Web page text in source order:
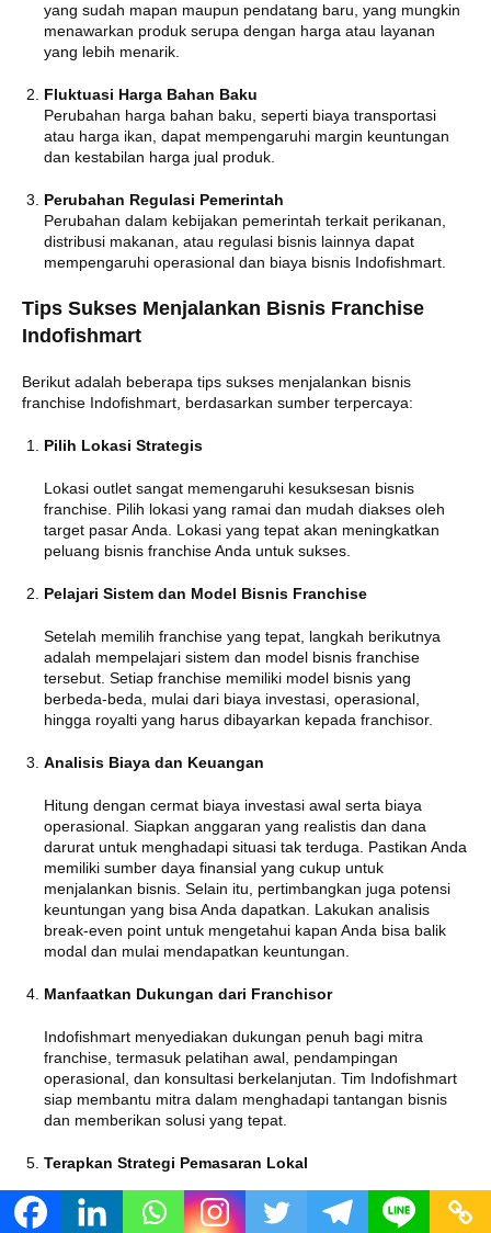
yang sudah mapan maupun pendatang baru, yang mungkin
menawarkan produk serupa dengan harga atau layanan
yang lebih menarik.
Fluktuasi Harga Bahan Baku
Perubahan harga bahan baku, seperti biaya transportasi
atau harga ikan, dapat mempengaruhi margin keuntungan
dan kestabilan harga jual produk.
Perubahan Regulasi Pemerintah
Perubahan dalam kebijakan pemerintah terkait perikanan,
distribusi makanan, atau regulasi bisnis lainnya dapat
mempengaruhi operasional dan biaya bisnis Indofishmart.
Tips Sukses Menjalankan Bisnis Franchise
Indofishmart
Berikut adalah beberapa tips sukses menjalankan bisnis
franchise Indofishmart, berdasarkan sumber terpercaya:
Pilih Lokasi Strategis
Lokasi outlet sangat memengaruhi kesuksesan bisnis
franchise. Pilih lokasi yang ramai dan mudah diakses oleh
target pasar Anda. Lokasi yang tepat akan meningkatkan
peluang bisnis franchise Anda untuk sukses.
Pelajari Sistem dan Model Bisnis Franchise
Setelah memilih franchise yang tepat, langkah berikutnya
adalah mempelajari sistem dan model bisnis franchise
tersebut. Setiap franchise memiliki model bisnis yang
berbeda-beda, mulai dari biaya investasi, operasional,
hingga royalti yang harus dibayarkan kepada franchisor.
Analisis Biaya dan Keuangan
Hitung dengan cermat biaya investasi awal serta biaya
operasional. Siapkan anggaran yang realistis dan dana
darurat untuk menghadapi situasi tak terduga. Pastikan Anda
memiliki sumber daya finansial yang cukup untuk
menjalankan bisnis. Selain itu, pertimbangkan juga potensi
keuntungan yang bisa Anda dapatkan. Lakukan analisis
break-even point untuk mengetahui kapan Anda bisa balik
modal dan mulai mendapatkan keuntungan.
Manfaatkan Dukungan dari Franchisor
Indofishmart menyediakan dukungan penuh bagi mitra
franchise, termasuk pelatihan awal, pendampingan
operasional, dan konsultasi berkelanjutan. Tim Indofishmart
siap membantu mitra dalam menghadapi tantangan bisnis
dan memberikan solusi yang tepat.
Terapkan Strategi Pemasaran Lokal
Meskipun Anda akan mendapatkan dukungan dari franchisor,
penting untuk memiliki strategi pemasaran lokal yang tepat.